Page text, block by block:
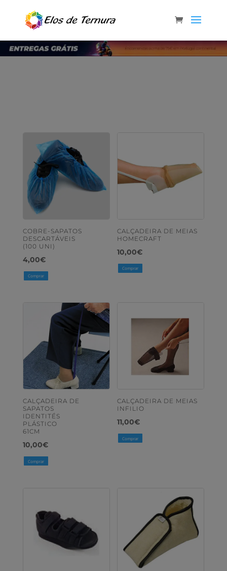
COBRE-SAPATOS
DESCARTÁVEIS
(100 UNI)
4,00€
Comprar
CALÇADEIRA DE MEIAS
HOMECRAFT
10,00€
Comprar
CALÇADEIRA DE
SAPATOS
IDENTITÉS
PLÁSTICO
61CM
10,00€
Comprar
CALÇADEIRA DE MEIAS
INFILIO
11,00€
Comprar